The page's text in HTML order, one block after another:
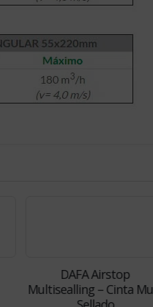
DAFA Airstop
Multisealling – Cinta Multi